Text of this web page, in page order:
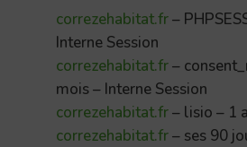
correzehabitat.fr–
Interne Session
correzehabitat.fr–
mois – Interne Session
correzehabitat.fr– lisio – 1
correzehabitat.fr– ses 90